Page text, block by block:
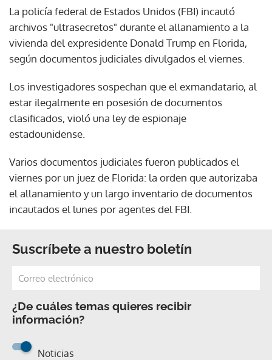
La policía federal de Estados Unidos (FBI) incautó
archivos "ultrasecretos" durante el allanamiento a la
vivienda del expresidente Donald Trump en Florida,
según documentos judiciales divulgados el viernes.
Los investigadores sospechan que el exmandatario, al
estar ilegalmente en posesión de documentos
clasificados, violó una ley de espionaje
estadounidense.
Varios documentos judiciales fueron publicados el
viernes por un juez de Florida: la orden que autorizaba
el allanamiento y un largo inventario de documentos
incautados el lunes por agentes del FBI.
Suscríbete a nuestro boletín
¿De cuáles temas quieres recibir
información?
Noticias